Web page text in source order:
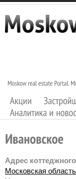
Адрес
Московская область